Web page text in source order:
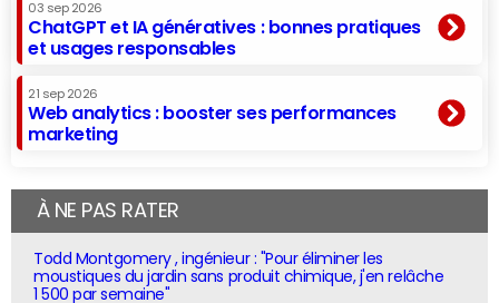
03 sep 2026
ChatGPT et IA génératives : bonnes pratiques
et usages responsables
21 sep 2026
Web analytics : booster ses performances
marketing
À NE PAS RATER
Todd Montgomery , ingénieur : "Pour éliminer les
moustiques du jardin sans produit chimique, j'en relâche
1 500 par semaine"